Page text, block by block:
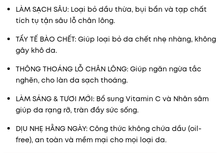
LÀM SẠCH SÂU: Loại bỏ dầu thừa, bụi bẩn và tạp chất
tích tụ tận sâu lỗ chân lông.
TẨY TẾ BÀO CHẾT: Giúp loại bỏ da chết nhẹ nhàng, không
gây khô da.
THÔNG THOÁNG LỖ CHÂN LÔNG: Giúp ngăn ngừa tắc
nghẽn, cho làn da sạch thoáng.
LÀM SÁNG & TƯƠI MỚI: Bổ sung Vitamin C và Nhân sâm
giúp da rạng rỡ, tràn đầy sức sống.
DỊU NHẸ HẰNG NGÀY: Công thức không chứa dầu (oil-
free), an toàn và mềm mại cho mọi loại da.